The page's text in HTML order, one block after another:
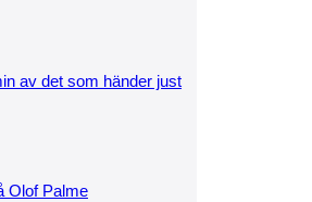
av det som händer just
Olof Palme